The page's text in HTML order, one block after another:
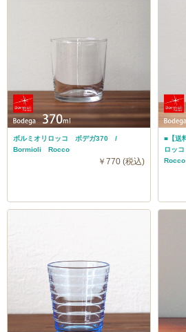
ボルミオリロッコ ボデガ370 /
Bormioli Rocco
￥770 (税込)
■【送
ロッ
Rocco